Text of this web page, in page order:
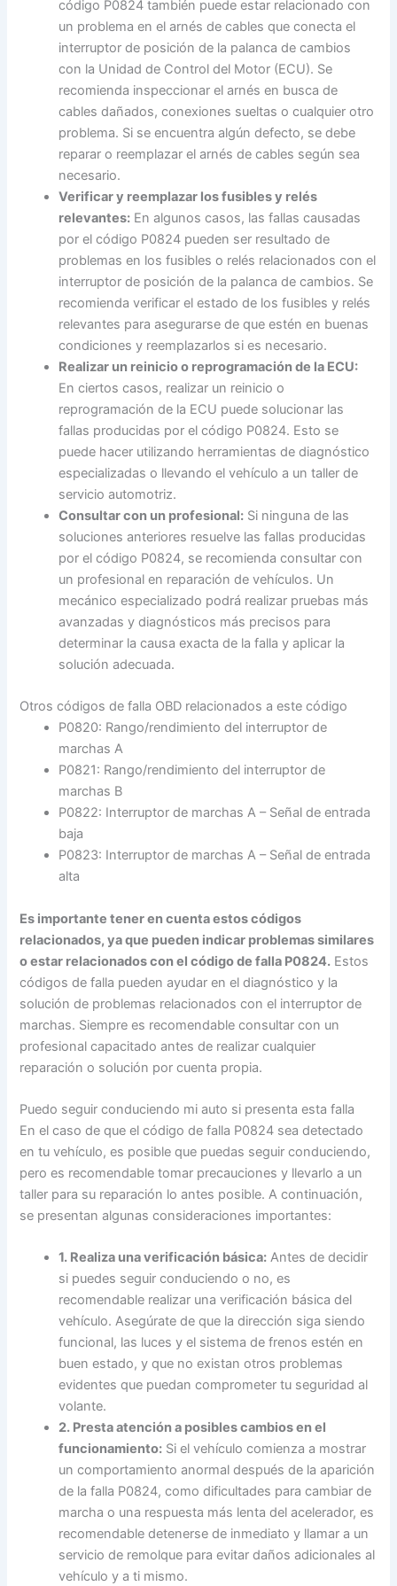
código P0824 también puede estar relacionado con
un problema en el arnés de cables que conecta el
interruptor de posición de la palanca de cambios
con la Unidad de Control del Motor (ECU). Se
recomienda inspeccionar el arnés en busca de
cables dañados, conexiones sueltas o cualquier otro
problema. Si se encuentra algún defecto, se debe
reparar o reemplazar el arnés de cables según sea
necesario.
Verificar y reemplazar los fusibles y relés
relevantes: En algunos casos, las fallas causadas
por el código P0824 pueden ser resultado de
problemas en los fusibles o relés relacionados con el
interruptor de posición de la palanca de cambios. Se
recomienda verificar el estado de los fusibles y relés
relevantes para asegurarse de que estén en buenas
condiciones y reemplazarlos si es necesario.
Realizar un reinicio o reprogramación de la ECU:
En ciertos casos, realizar un reinicio o
reprogramación de la ECU puede solucionar las
fallas producidas por el código P0824. Esto se
puede hacer utilizando herramientas de diagnóstico
especializadas o llevando el vehículo a un taller de
servicio automotriz.
Consultar con un profesional: Si ninguna de las
soluciones anteriores resuelve las fallas producidas
por el código P0824, se recomienda consultar con
un profesional en reparación de vehículos. Un
mecánico especializado podrá realizar pruebas más
avanzadas y diagnósticos más precisos para
determinar la causa exacta de la falla y aplicar la
solución adecuada.
Otros códigos de falla OBD relacionados a este código
P0820: Rango/rendimiento del interruptor de
marchas A
P0821: Rango/rendimiento del interruptor de
marchas B
P0822: Interruptor de marchas A – Señal de entrada
baja
P0823: Interruptor de marchas A – Señal de entrada
alta
Es importante tener en cuenta estos códigos
relacionados, ya que pueden indicar problemas similares
o estar relacionados con el código de falla P0824. Estos
códigos de falla pueden ayudar en el diagnóstico y la
solución de problemas relacionados con el interruptor de
marchas. Siempre es recomendable consultar con un
profesional capacitado antes de realizar cualquier
reparación o solución por cuenta propia.
Puedo seguir conduciendo mi auto si presenta esta falla
En el caso de que el código de falla P0824 sea detectado
en tu vehículo, es posible que puedas seguir conduciendo,
pero es recomendable tomar precauciones y llevarlo a un
taller para su reparación lo antes posible. A continuación,
se presentan algunas consideraciones importantes:
1. Realiza una verificación básica: Antes de decidir
si puedes seguir conduciendo o no, es
recomendable realizar una verificación básica del
vehículo. Asegúrate de que la dirección siga siendo
funcional, las luces y el sistema de frenos estén en
buen estado, y que no existan otros problemas
evidentes que puedan comprometer tu seguridad al
volante.
2. Presta atención a posibles cambios en el
funcionamiento: Si el vehículo comienza a mostrar
un comportamiento anormal después de la aparición
de la falla P0824, como dificultades para cambiar de
marcha o una respuesta más lenta del acelerador, es
recomendable detenerse de inmediato y llamar a un
servicio de remolque para evitar daños adicionales al
vehículo y a ti mismo.